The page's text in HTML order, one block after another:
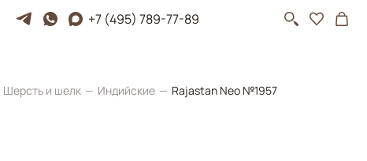
+7 (495) 789-77-89
Шерсть и шелк Индийские Rajastan Neo №1957